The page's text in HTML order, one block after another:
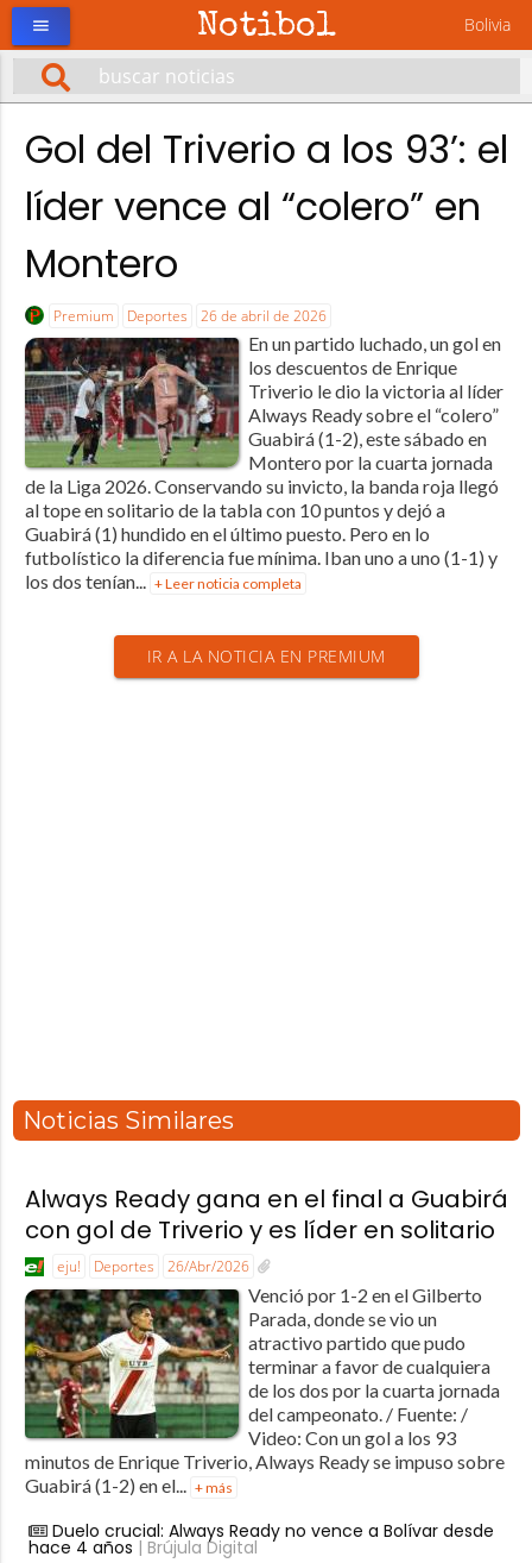
Notibol Bolivia
menu
Gol del Triverio a los 93’: el
líder vence al “colero” en
Montero
Premium Deportes 26 de abril de 2026
En un partido luchado, un gol en
los descuentos de Enrique
Triverio le dio la victoria al líder
Always Ready sobre el “colero”
Guabirá (1-2), este sábado en
Montero por la cuarta jornada
de la Liga 2026. Conservando su invicto, la banda roja llegó
al tope en solitario de la tabla con 10 puntos y dejó a
Guabirá (1) hundido en el último puesto. Pero en lo
futbolístico la diferencia fue mínima. Iban uno a uno (1-1) y
los dos tenían... + Leer noticia completa
IR A LA NOTICIA EN PREMIUM
Noticias Similares
Always Ready gana en el final a Guabirá
con gol de Triverio y es líder en solitario
eju! Deportes 26/Abr/2026
Venció por 1-2 en el Gilberto
Parada, donde se vio un
atractivo partido que pudo
terminar a favor de cualquiera
de los dos por la cuarta jornada
del campeonato. / Fuente: /
Video: Con un gol a los 93
minutos de Enrique Triverio, Always Ready se impuso sobre
Guabirá (1-2) en el... + más
Duelo crucial: Always Ready no vence a Bolívar desde
hace 4 años | Brújula Digital